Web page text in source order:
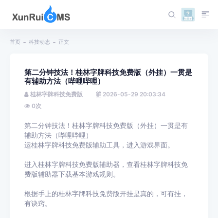
首页 科技动态 正文
第二分钟技法！桂林字牌科技免费版（外挂）一贯是
有辅助方法（哔哩哔哩）
桂林字牌科技免费版
2026-05-29 20:03:34
0次
第二分钟技法！桂林字牌科技免费版（外挂）一贯是有
辅助方法（哔哩哔哩）
运桂林字牌科技免费版辅助工具，进入游戏界面。
进入桂林字牌科技免费版辅助器，查看桂林字牌科技免
费版辅助器下载基本游戏规则。
根据手上的桂林字牌科技免费版开挂是真的，可有挂，
有诀窍。